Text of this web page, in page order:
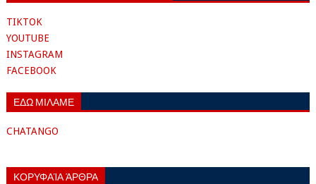
TIKTOK
YOUTUBE
INSTAGRAM
FACEBOOK
ΕΔΩ ΜΙΛΑΜΕ
CHATANGO
ΚΟΡΥΦΑΊΑ ΆΡΘΡΑ